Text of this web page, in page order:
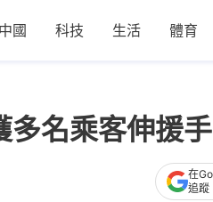
中國 科技 生活 體育
多名乘客伸援
在
追蹤